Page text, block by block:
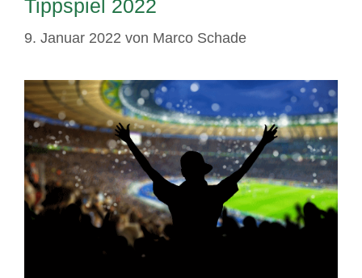
Tippspiel 2022
9. Januar 2022 von Marco Schade